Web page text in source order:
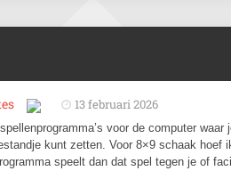
13 februari 2026
voor de computer
kunt zetten. Voor 8×9 schaak hoef
speelt dan dat spel tegen je of